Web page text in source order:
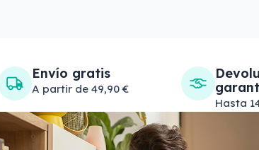
Envío gratis
A partir de 49,90 €
Hasta